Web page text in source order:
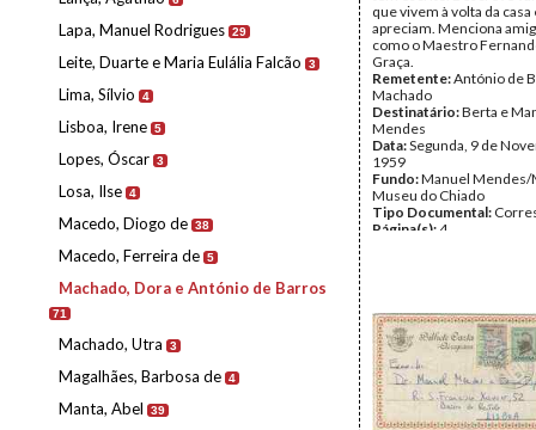
Lapa, Manuel Rodrigues 29
Leite, Duarte e Maria Eulália Falcão 3
Lima, Sílvio 4
Lisboa, Irene 5
Lopes, Óscar 3
Losa, Ilse 4
Macedo, Diogo de 38
Macedo, Ferreira de 5
Machado, Dora e António de Barros
71
Machado, Utra 3
Magalhães, Barbosa de 4
Manta, Abel 39
que vivem à volta da
apreciam. Menciona
como o Maestro
Graça.
Remetente:António de
Machado
Destinatário:Berta e
Mendes
Data:Segunda, 9 de
1959
Fundo:Manuel Mendes/
Museu do Chiado
Tipo Documental:
Página(s): 4